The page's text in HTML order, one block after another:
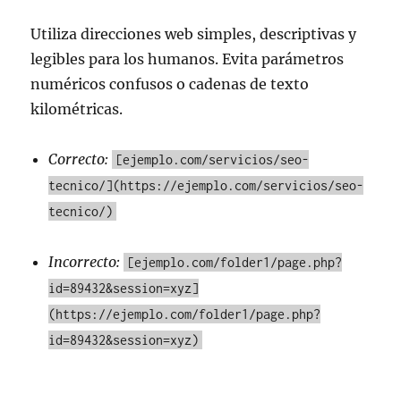
Utiliza direcciones web simples, descriptivas y
legibles para los humanos. Evita parámetros
numéricos confusos o cadenas de texto
kilométricas.
Correcto:
[ejemplo.com/servicios/seo-
tecnico/](https://ejemplo.com/servicios/seo-
tecnico/)
Incorrecto:
[ejemplo.com/folder1/page.php?
id=89432&session=xyz]
(https://ejemplo.com/folder1/page.php?
id=89432&session=xyz)